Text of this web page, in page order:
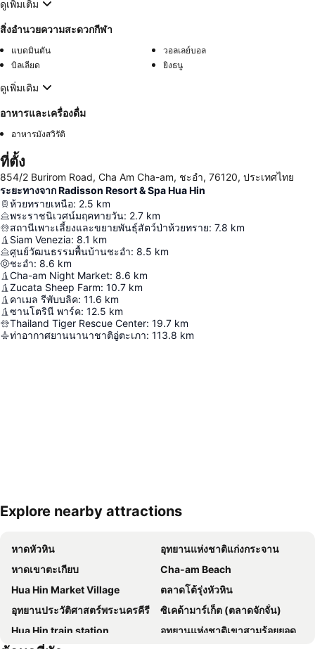
ดูเพิ่มเติม
สิ่งอำนวยความสะดวกกีฬา
แบดมินตัน
วอลเลย์บอล
บิลเลียด
ยิงธนู
ดูเพิ่มเติม
อาหารและเครื่องดื่ม
อาหารมังสวิรัติ
ที่ตั้ง
854/2 Burirom Road, Cha Am Cha-am, ชะอำ, 76120, ประเทศไทย
ระยะทางจาก Radisson Resort & Spa Hua Hin
ห้วยทรายเหนือ: 2.5 km
พระราชนิเวศน์มฤคทายวัน: 2.7 km
สถานีเพาะเลี้ยงและขยายพันธุ์สัตว์ป่าห้วยทราย: 7.8 km
Siam Venezia: 8.1 km
ศูนย์วัฒนธรรมพื้นบ้านชะอำ: 8.5 km
ชะอำ: 8.6 km
Cha-am Night Market: 8.6 km
Zucata Sheep Farm: 10.7 km
คาเมล รีพับบลิค: 11.6 km
ซานโตรินี พาร์ค: 12.5 km
Thailand Tiger Rescue Center: 19.7 km
ท่าอากาศยานนานาชาติอู่ตะเภา: 113.8 km
Explore nearby attractions
หาดหัวหิน
อุทยานแห่งชาติแก่งกระจาน
หาดเขาตะเกียบ
Cha-am Beach
Hua Hin Market Village
ตลาดโต้รุ่งหัวหิน
อุทยานประวัติศาสตร์พระนครคีรี
ซิเคด้ามาร์เก็ต (ตลาดจักจั่น)
Hua Hin train station
อุทยานแห่งชาติเขาสามร้อยยอด